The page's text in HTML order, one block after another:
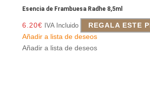
Esencia de Frambuesa Radhe 8,5ml
6.20€ IVA Incluido
REGALA ESTE
Añadir a lista de deseos
Añadir a lista de deseos